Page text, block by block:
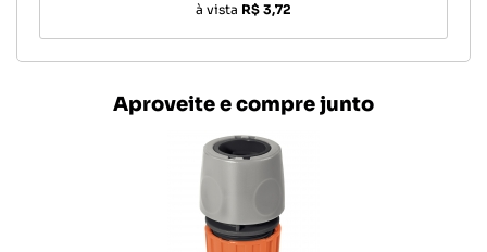
à vista R$ 3,72
Aproveite e compre junto